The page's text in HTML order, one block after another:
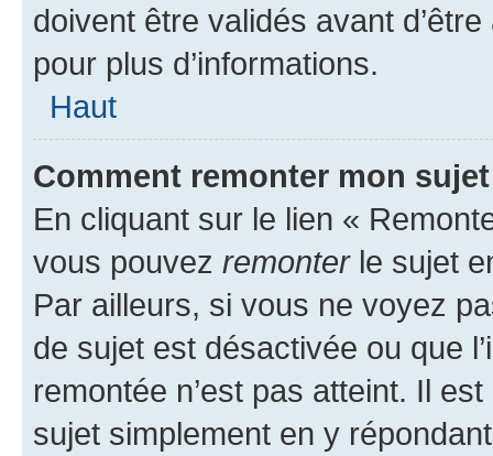
doivent être validés avant
pour plus d’informations.
Haut
Comment remonter mon
En cliquant sur le lien «
vous pouvez remonterle sujet
Par ailleurs, si vous ne voyez
de sujet est désactivée ou que
remontée n’est pas atteint. Il
sujet simplement en y